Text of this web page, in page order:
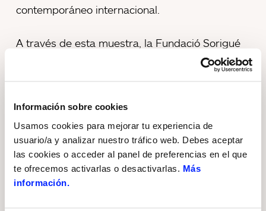
Información sobre cookies
Usamos cookies para mejorar tu experiencia de
usuario/a y analizar nuestro tráfico web. Debes aceptar
las cookies o acceder al panel de preferencias en el que
te ofrecemos activarlas o desactivarlas. Más
información.
contemporáneo internacional.
A través de esta muestra, la Fundació Sorigué
ha reafirmado su compromiso con la divulgación
artística y la creación de experiencias culturales
Programa de visitas guiadas
Durante las semanas restantes de la exposición,
la entidad mantendrá activo su programa de
visitas guiadas con propuestas dirigidas tanto al